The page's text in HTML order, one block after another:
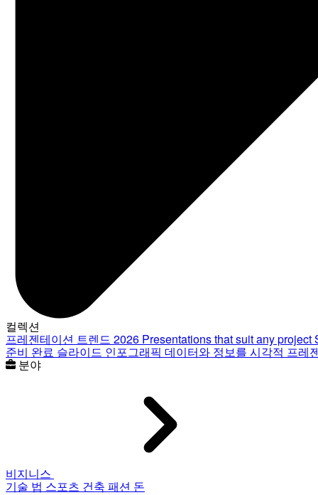
컬렉션
프레젠테이션 트렌드 2026 Presentations that suit any project
준비 완료 슬라이드 인포그래픽 데이터와 정보를 시각적 프레
분야
비지니스
기술 법 스포츠 건축 패션 돈